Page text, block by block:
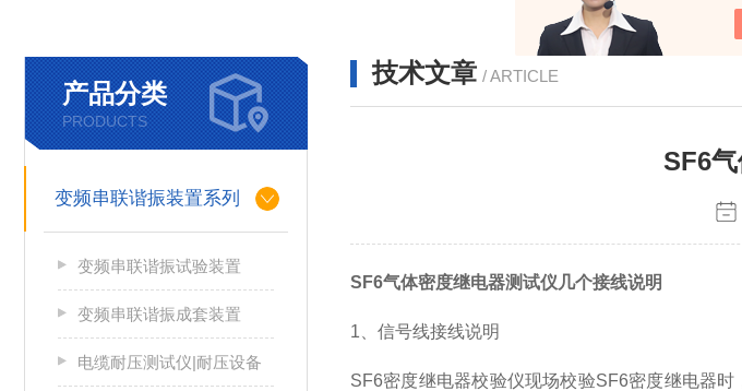
产品分类
PRODUCTS
变频串联谐振装置系列
变频串联谐振试验装置
变频串联谐振成套装置
电缆耐压测试仪|耐压设备
技术文章 / ARTICLE
SF6
SF6气体密度继电器测试仪几个接线说明
1、信号线接线说明
SF6密度继电器校验仪现场校验SF6密度继电器时